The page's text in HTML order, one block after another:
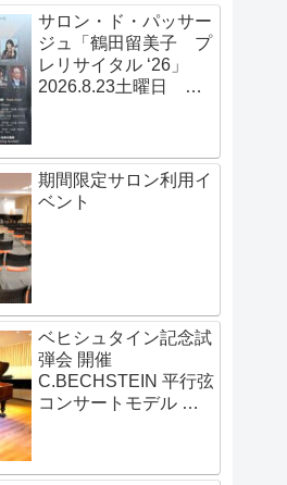
サロン・ド・パッサー
ジュ「鶴田留美子 プ
レリサイタル ‘26」
2026.8.23土曜日
期間限定サロン利用イ
ベント
ベヒシュタイン記念試
弾会 開催
C.BECHSTEIN 平行弦
コンサートモデル 伝